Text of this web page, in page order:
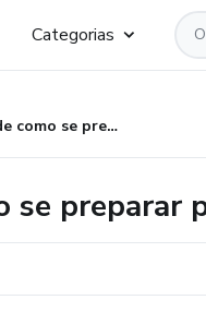
Categorias
Dicas de como se preparar para o parto normal e VBAC
se